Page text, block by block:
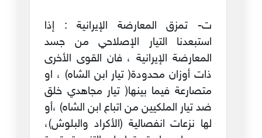
ت‌- تمزق المعارضة الإيرانية : إذا
استبعدنا التيار الإصلاحي من جسد
المعارضة الإيرانية ، فان القوى الأخرى
ذات أوزان محدودة( تيار ابن الشاه) ، او
متصارعة فيما بينها( تيار مجاهدي خلق
ضد تيار الملكيين من اتباع ابن الشاه) ،أو
لها نزعات انفصالية (الأكراد والبلوش)،